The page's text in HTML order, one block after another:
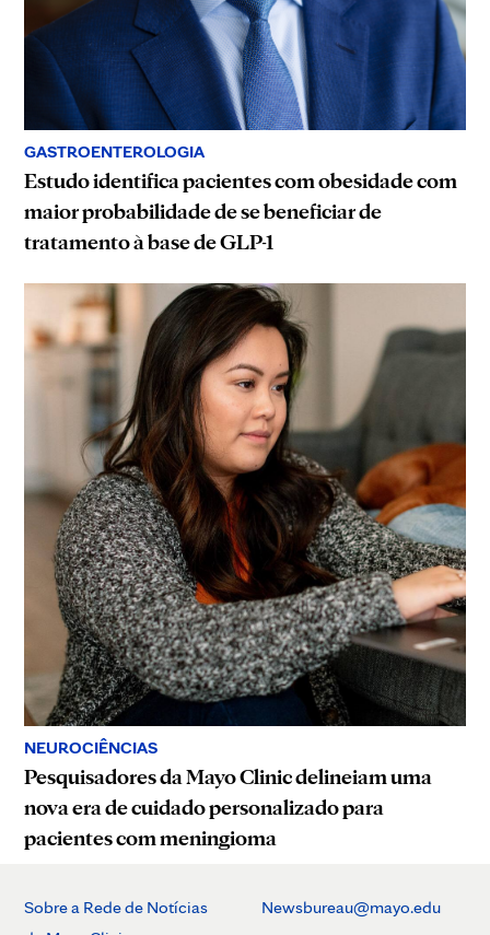
GASTROENTEROLOGIA
Estudo identifica pacientes com obesidade com
maior probabilidade de se beneficiar de
tratamento à base de GLP-1
NEUROCIÊNCIAS
Pesquisadores da Mayo Clinic delineiam uma
nova era de cuidado personalizado para
pacientes com meningioma
Sobre a Rede de Notícias
Newsbureau@mayo.edu